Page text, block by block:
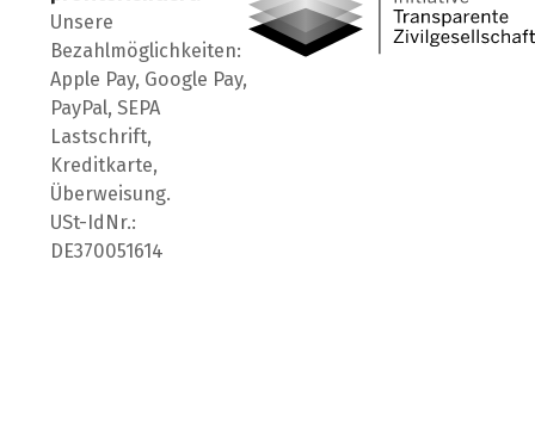
Unsere
Bezahlmöglichkeiten:
Apple Pay, Google Pay,
PayPal, SEPA
Lastschrift,
Kreditkarte,
Überweisung.
USt-IdNr.:
DE370051614